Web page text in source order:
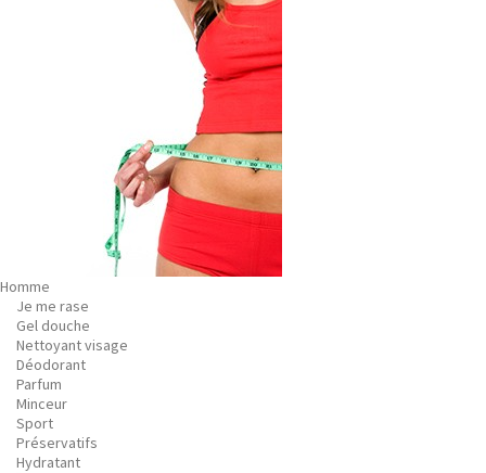
Homme
Je me rase
Gel douche
Nettoyant visage
Déodorant
Parfum
Minceur
Sport
Préservatifs
Hydratant